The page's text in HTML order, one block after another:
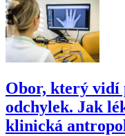
Obor, který vidí
odchylek. Jak
klinická